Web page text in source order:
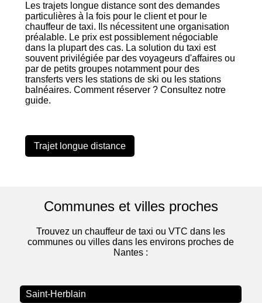
Les trajets longue distance sont des demandes
particulières à la fois pour le client et pour le
chauffeur de taxi. Ils nécessitent une organisation
préalable. Le prix est possiblement négociable
dans la plupart des cas. La solution du taxi est
souvent privilégiée par des voyageurs d'affaires ou
par de petits groupes notamment pour des
transferts vers les stations de ski ou les stations
balnéaires. Comment réserver ? Consultez notre
guide.
Trajet longue distance
Communes et villes proches
Trouvez un chauffeur de taxi ou VTC dans les
communes ou villes dans les environs proches de
Nantes :
Saint-Herblain